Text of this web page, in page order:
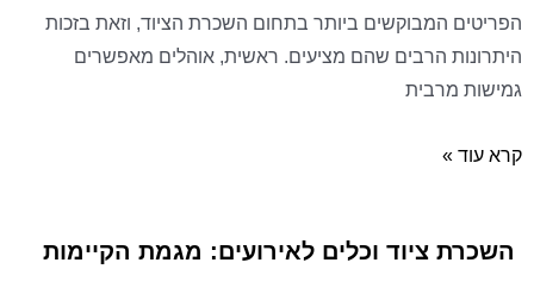
הפריטים המבוקשים ביותר בתחום השכרת הציוד, וזאת בזכות
היתרונות הרבים שהם מציעים. ראשית, אוהלים מאפשרים
גמישות מרבית
קרא עוד »
השכרת ציוד וכלים לאירועים: מגמת הקיימות